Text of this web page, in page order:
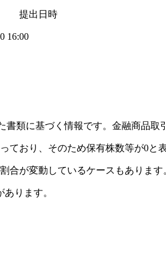
提出日時
類に基づく情報です。金融商品取
おり、そのため保有株数等が0と
が変動しているケースもあります
ります。